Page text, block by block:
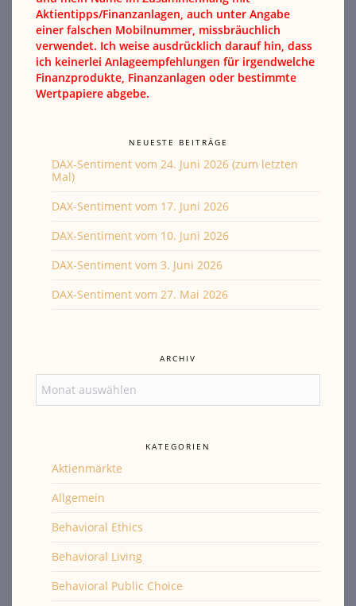
Aktientipps/Finanzanlagen, auch unter Angabe
einer falschen Mobilnummer, missbräuchlich
verwendet. Ich weise ausdrücklich darauf hin, dass
ich keinerlei Anlageempfehlungen für irgendwelche
Finanzprodukte, Finanzanlagen oder bestimmte
Wertpapiere abgebe.
NEUESTE BEITRÄGE
DAX-Sentiment vom 24. Juni 2026 (zum letzten
Mal)
DAX-Sentiment vom 17. Juni 2026
DAX-Sentiment vom 10. Juni 2026
DAX-Sentiment vom 3. Juni 2026
DAX-Sentiment vom 27. Mai 2026
ARCHIV
KATEGORIEN
Aktienmärkte
Allgemein
Behavioral Ethics
Behavioral Living
Behavioral Public Choice